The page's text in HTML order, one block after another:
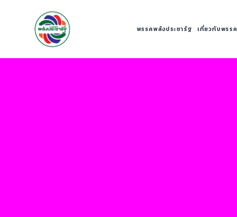
พรรคพลังประชารัฐ เกี่ยวกับพรรค